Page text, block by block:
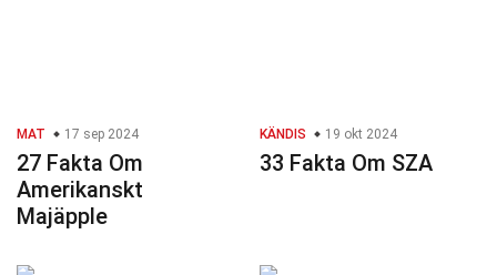
MAT 17 sep 2024
27 Fakta Om
Amerikanskt
Majäpple
KÄNDIS 19 okt 2024
33 Fakta Om SZA